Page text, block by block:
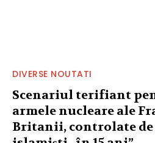
DIVERSE NOUTATI
Scenariul terifiant
armele nucleare ale
Britanii, controlate